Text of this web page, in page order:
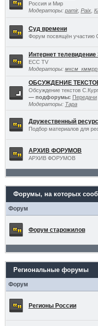
Россия и Мир
Модераторы: pamir, Paix,
Суд времени
Форум посвящён участию
Интернет
ECC TV
Модераторы: мксм_кммрр,
ОБСУЖДЕНИЕ
Обсуждение текстов
— подфорумы: Передачи
Модераторы: Тара
Дружественный
Подбор материалов для
АРХИВ ФОРУМОВ
АРХИВ ФОРУМОВ
Форумы, на которых
Форум
Форум старожилов
Региональные форумы
Форум
Регионы России